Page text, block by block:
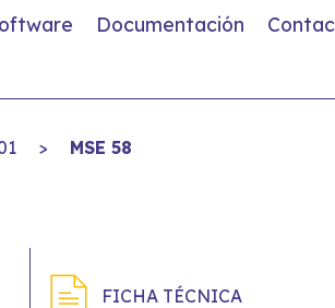
Documentación
> MSE 58
FICHA TÉCNICA